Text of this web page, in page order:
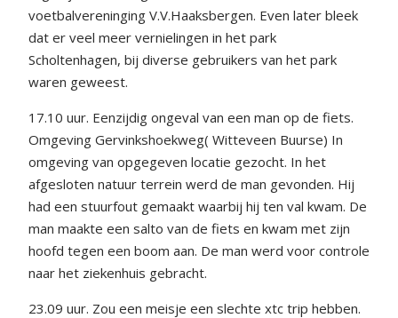
voetbalvereninging V.V.Haaksbergen. Even later bleek
dat er veel meer vernielingen in het park
Scholtenhagen, bij diverse gebruikers van het park
waren geweest.
17.10 uur. Eenzijdig ongeval van een man op de fiets.
Omgeving Gervinkshoekweg( Witteveen Buurse) In
omgeving van opgegeven locatie gezocht. In het
afgesloten natuur terrein werd de man gevonden. Hij
had een stuurfout gemaakt waarbij hij ten val kwam. De
man maakte een salto van de fiets en kwam met zijn
hoofd tegen een boom aan. De man werd voor controle
naar het ziekenhuis gebracht.
23.09 uur. Zou een meisje een slechte xtc trip hebben.